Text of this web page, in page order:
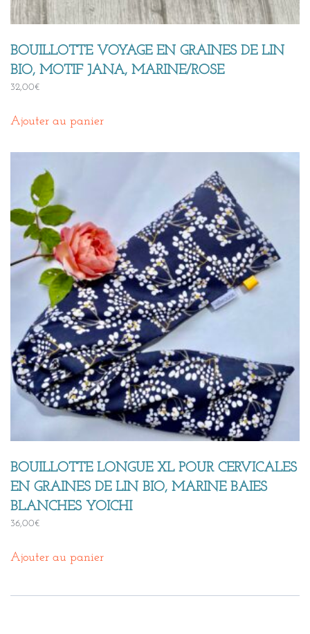
BOUILLOTTE VOYAGE EN GRAINES DE LIN
BIO, MOTIF JANA, MARINE/ROSE
32,00€
Ajouter au panier
BOUILLOTTE LONGUE XL POUR CERVICALES
EN GRAINES DE LIN BIO, MARINE BAIES
BLANCHES YOICHI
36,00€
Ajouter au panier